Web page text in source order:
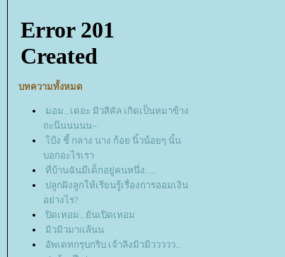
บทความทั้งหมด
มอม...เดอะ มิวสิคัล เกิดเป็นหมาข้าง
ถะน๊นนนนน~
ป้ง ชี้ กลาง นาง ก้อย นิ้วน้อยๆ นั้น
บอกอะไรเรา
ที่บ้านฉันมีเด็กอยู่คนหนึ่ง.....
ปลูกฝังลูกให้เรียนรู้เรื่องการออมเงิน
อย่างไร?
ปิดเทอม...ยันเปิดเทอม
มิวมิวมาแล้นน
อัพเดทกรุบกริบ เจ้าลิงมิวมิววววว...